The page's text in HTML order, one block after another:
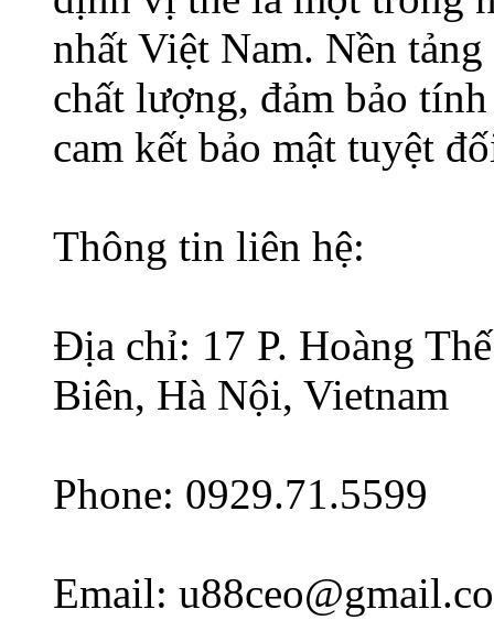
nhất Việt Nam. Nền
chất lượng, đảm bảo
cam kết bảo mật tuyệt
Thông tin liên hệ:
Địa chỉ: 17 P. Hoàng
Biên, Hà Nội, Vietnam
Phone: 0929.71.5599
Email: